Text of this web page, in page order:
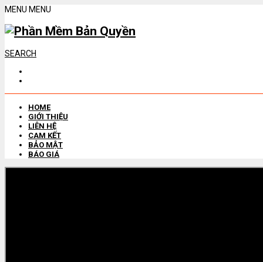
MENU MENU
SEARCH
HOME
GIỚI THIỆU
LIÊN HỆ
CAM KẾT
BẢO MẬT
BÁO GIÁ